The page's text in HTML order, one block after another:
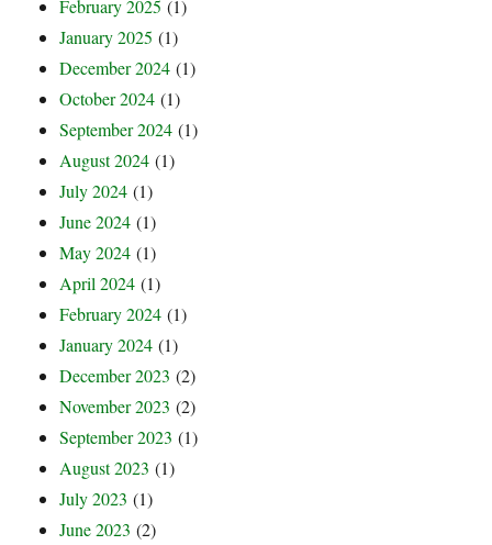
February 2025 (1)
January 2025 (1)
December 2024 (1)
October 2024 (1)
September 2024 (1)
August 2024 (1)
July 2024 (1)
June 2024 (1)
May 2024 (1)
April 2024 (1)
February 2024 (1)
January 2024 (1)
December 2023 (2)
November 2023 (2)
September 2023 (1)
August 2023 (1)
July 2023 (1)
June 2023 (2)